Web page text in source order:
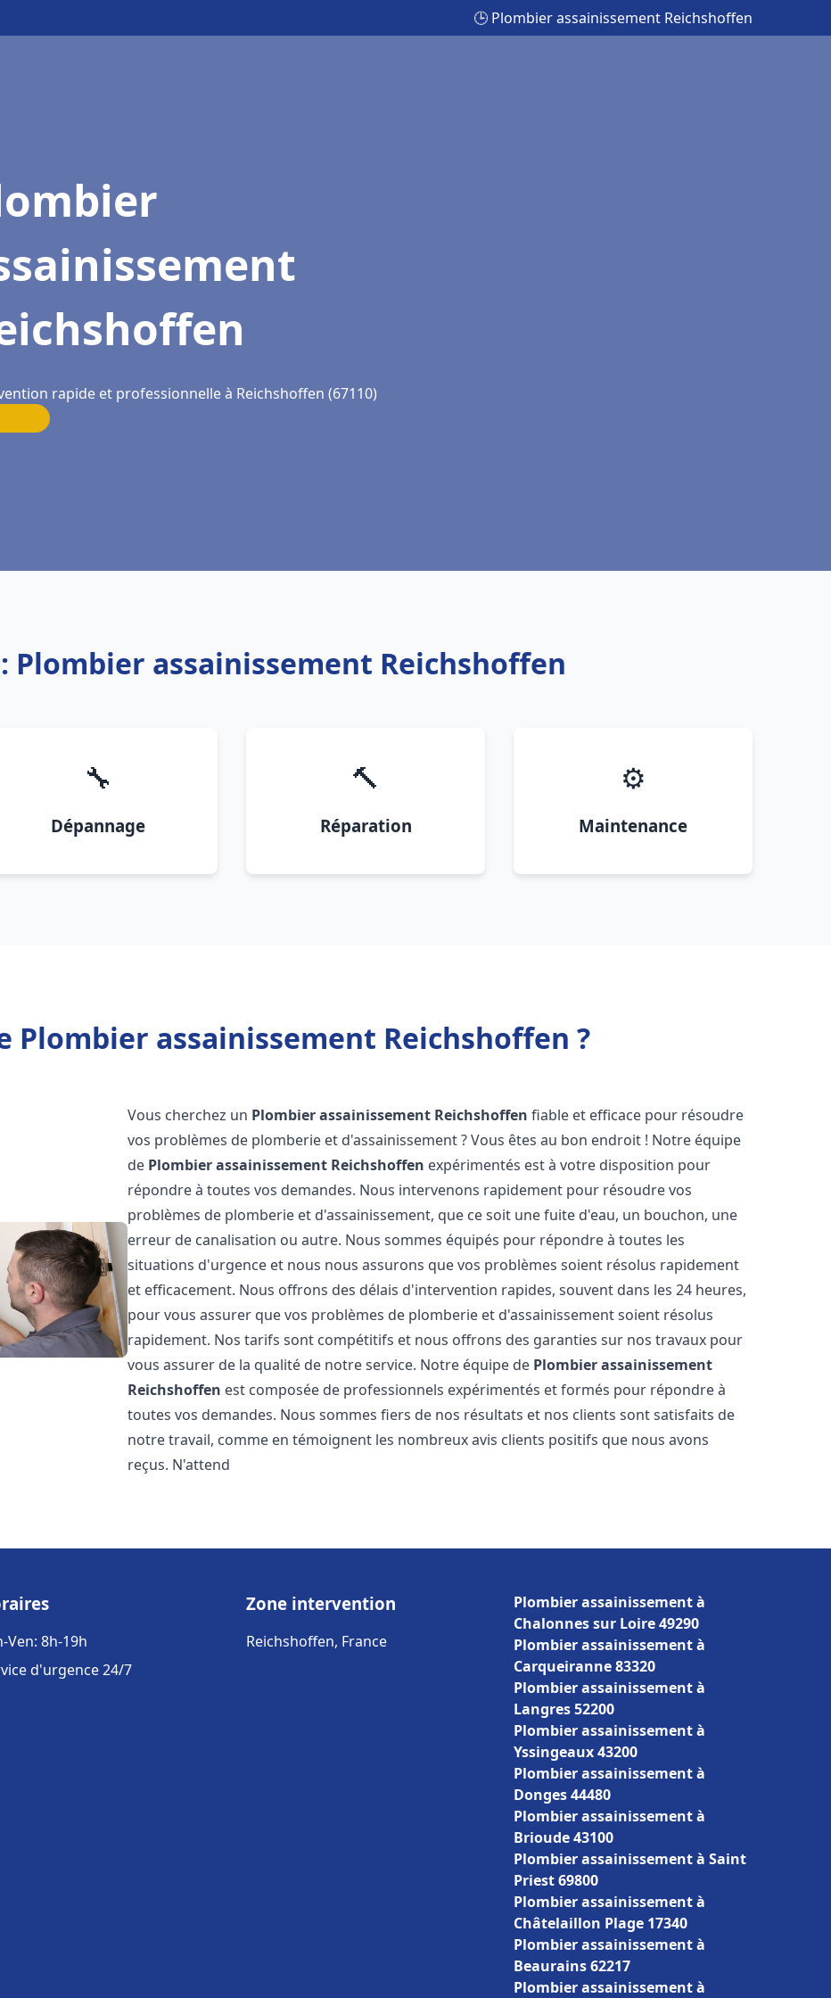
🕒 Plombier assainissement Reichshoffen
rapide et professionnelle à Reichshoffen (67110)
Plombier assainissement Reichshoffen
🔧
Dépannage
🔨
Réparation
⚙️
Maintenance
Plombier assainissement Reichshoffen ?
Vous cherchez un Plombier assainissement Reichshoffen fiable et efficace pour résoudre
vos problèmes de plomberie et d'assainissement ? Vous êtes au bon endroit ! Notre équipe
de Plombier assainissement Reichshoffen expérimentés est à votre disposition pour
répondre à toutes vos demandes. Nous intervenons rapidement pour résoudre vos
problèmes de plomberie et d'assainissement, que ce soit une fuite d'eau, un bouchon, une
erreur de canalisation ou autre. Nous sommes équipés pour répondre à toutes les
situations d'urgence et nous nous assurons que vos problèmes soient résolus rapidement
et efficacement. Nous offrons des délais d'intervention rapides, souvent dans les 24 heures,
pour vous assurer que vos problèmes de plomberie et d'assainissement soient résolus
rapidement. Nos tarifs sont compétitifs et nous offrons des garanties sur nos travaux pour
vous assurer de la qualité de notre service. Notre équipe de Plombier assainissement
Reichshoffen est composée de professionnels expérimentés et formés pour répondre à
toutes vos demandes. Nous sommes fiers de nos résultats et nos clients sont satisfaits de
notre travail, comme en témoignent les nombreux avis clients positifs que nous avons
reçus. N'attend
Ven: 8h-19h
d'urgence 24/7
Zone intervention
Reichshoffen, France
Plombier assainissement à
Chalonnes sur Loire 49290
Plombier assainissement à
Carqueiranne 83320
Plombier assainissement à
Langres 52200
Plombier assainissement à
Yssingeaux 43200
Plombier assainissement à
Donges 44480
Plombier assainissement à
Brioude 43100
Plombier assainissement à Saint
Priest 69800
Plombier assainissement à
Châtelaillon Plage 17340
Plombier assainissement à
Beaurains 62217
Plombier assainissement à